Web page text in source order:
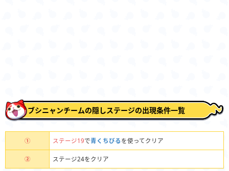
ブシニャンチームの隠しステージの出現条件一覧
① ステージ19で青くちびる を使ってクリア
② ステージ24をクリア